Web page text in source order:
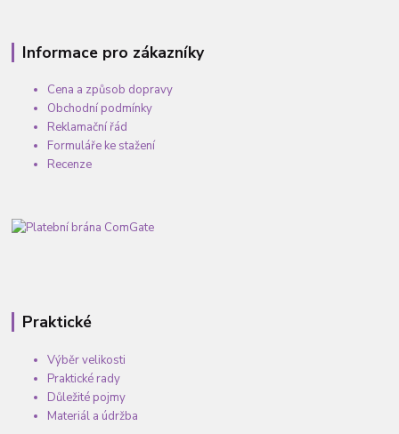
Informace pro zákazníky
Cena a způsob dopravy
Obchodní podmínky
Reklamační řád
Formuláře ke stažení
Recenze
Praktické
Výběr velikosti
Praktické rady
Důležité pojmy
Materiál a údržba